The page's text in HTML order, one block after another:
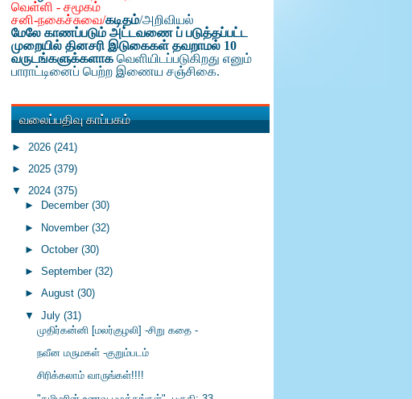
வெள்ளி - சமூகம்
சனி-நகைச்சுவை/கடிதம்/அறிவியல்
மேலே காணப்படும் அட்டவணை ப் படுத்தப்பட்ட
முறையில் தினசரி இடுகைகள் தவறாமல் 10
வருடங்களுக்களாக வெளியிடப்படுகிறது எனும்
பாராட்டினைப் பெற்ற இணைய சஞ்சிகை.
வலைப்பதிவு காப்பகம்
► 2026 (241)
► 2025 (379)
▼ 2024 (375)
►
December (30)
► November (32)
► October (30)
► September (32)
► August (30)
▼ July (31)
முதிர்கன்னி [மலர்குழலி] -சிறு கதை -
நவீன மருமகள் -குறும்படம்
சிரிக்கலாம் வாருங்கள்!!!!